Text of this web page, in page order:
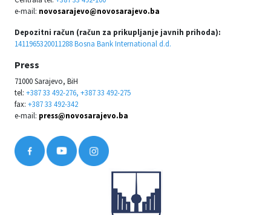
e-mail: novosarajevo@novosarajevo.ba
Depozitni račun (račun za prikupljanje javnih prihoda):
1411965320011288 Bosna Bank International d.d.
Press
71000 Sarajevo, BiH
tel: +387 33 492-276, +387 33 492-275
fax: +387 33 492-342
e-mail: press@novosarajevo.ba